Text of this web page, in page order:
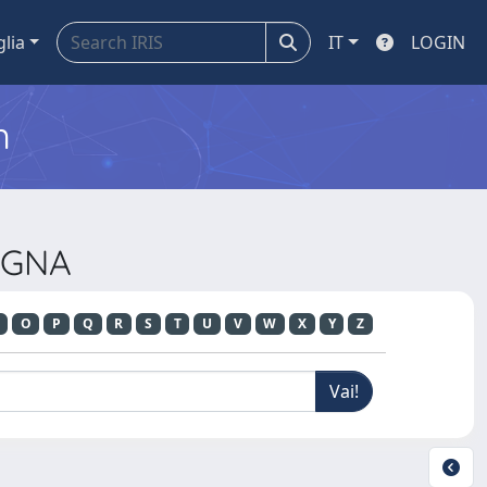
IT LOGIN
O P Q R S T U V W X Y Z